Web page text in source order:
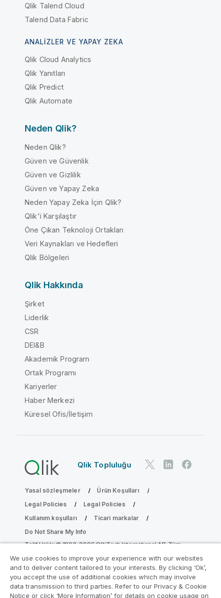
Qlik Talend Cloud
Talend Data Fabric
ANALIZLER VE YAPAY ZEKA
Qlik Cloud Analytics
Qlik Yanıtları
Qlik Predict
Qlik Automate
Neden Qlik?
Neden Qlik?
Güven ve Güvenlik
Güven ve Gizlilik
Güven ve Yapay Zeka
Neden Yapay Zeka İçin Qlik?
Qlik'i Karşılaştır
Öne Çıkan Teknoloji Ortakları
Veri Kaynakları ve Hedefleri
Qlik Bölgeleri
Qlik Hakkında
Şirket
Liderlik
CSR
DEI&B
Akademik Program
Ortak Programı
Kariyerler
Haber Merkezi
Küresel Ofis/İletişim
Qlik Topluluğu
Yasal sözleşmeler
Ürün Koşulları
Legal Policies
Legal Policies
Kullanım koşulları
Ticari markalar
Do Not Share My Info
Telif Hakkı © 1993-2026 QlikTech International AB. Tüm
Analiz Modernleştirme Programına katılın
We use cookies to improve your experience with our websites
and to deliver content tailored to your interests. By clicking ‘Ok’,
you accept the use of additional cookies which may involve
data transmission to third parties. Refer to our Privacy & Cookie
Notice or click ‘More Information’ for details on cookie usage on